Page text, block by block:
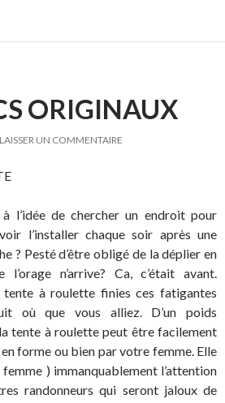
ORIGINAUX
LAISSER UN COMMENTAIRE
à l’idée de chercher un endroit pour
l’installer chaque soir après une
? Pesté d’être obligé de la déplier en
n’arrive? Ca, c’était avant.
tente à roulette finies ces fatigantes
où que vous alliez. D’un poids
tente à roulette peut être facilement
forme ou bien par votre femme. Elle
) immanquablement l’attention
randonneurs qui seront jaloux de